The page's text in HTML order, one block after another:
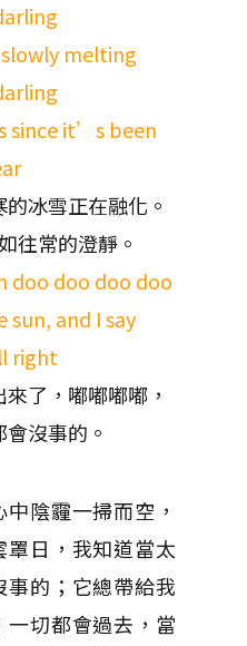
melting
since it’s been
冰雪正在融化。
往常的澄靜。
doo doo doo doo
sun, and I say
right
了，嘟嘟嘟嘟，
沒事的。
陰霾一掃而空，
日，我知道當太
的；它總帶給我
切都會過去，當